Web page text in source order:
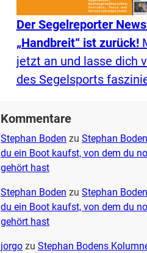
Der Segelreporter
„Handbreit“ ist zurück!
jetzt an und lasse dich
des Segelsports
Kommentare
Stephan Boden zu Stephan
du ein Boot kaufst, von dem du
gehört hast
Stephan Boden zu Stephan
du ein Boot kaufst, von dem du
gehört hast
jorgozu Stephan Bodens